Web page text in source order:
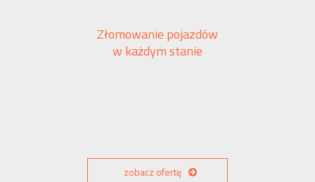
Złomowanie pojazdów
w każdym stanie
zobacz ofertę